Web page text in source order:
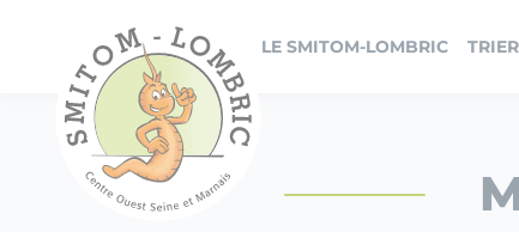
LE SMITOM-LOMBRIC